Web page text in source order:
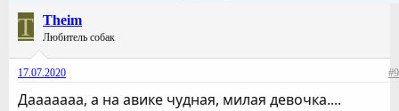
T Theim
Любитель собак
17.07.2020 #9
Дааааааа, а на авике чудная, милая девочка....